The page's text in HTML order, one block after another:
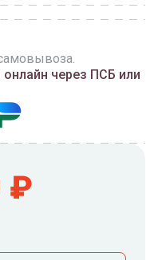
через ПСБ или
₽